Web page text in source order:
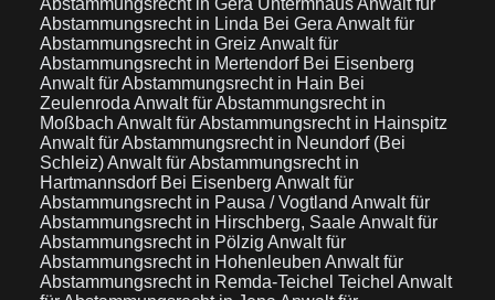
Abstammungsrecht in Gera UntermhausAnwalt für
Abstammungsrecht in Linda Bei Gera Anwalt für
Abstammungsrecht in Greiz Anwalt für
Abstammungsrecht in Mertendorf Bei Eisenberg
Anwalt für Abstammungsrecht in Hain Bei
Zeulenroda Anwalt für Abstammungsrecht in
Moßbach Anwalt für Abstammungsrecht in Hainspitz
Anwalt für Abstammungsrecht in Neundorf (Bei
Schleiz)Anwalt für Abstammungsrecht in
Hartmannsdorf Bei Eisenberg Anwalt für
Abstammungsrecht in Pausa / Vogtland Anwalt für
Abstammungsrecht in Hirschberg, SaaleAnwalt für
Abstammungsrecht in Pölzig Anwalt für
Abstammungsrecht in Hohenleuben Anwalt für
Abstammungsrecht in Remda-Teichel Teichel Anwalt